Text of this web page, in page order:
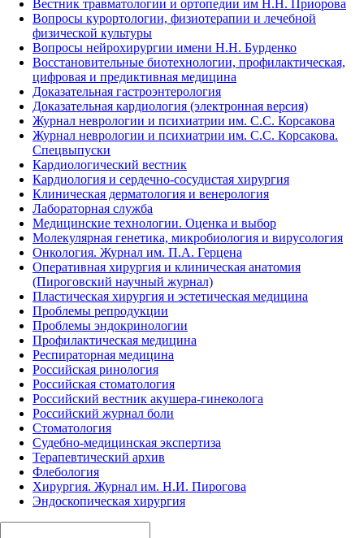
Вестник травматологии и ортопедии им Н.Н. Приорова
Вопросы курортологии, физиотерапии и лечебной
физической культуры
Вопросы нейрохирургии имени Н.Н. Бурденко
Восстановительные биотехнологии, профилактическая,
цифровая и предиктивная медицина
Доказательная гастроэнтерология
Доказательная кардиология (электронная версия)
Журнал неврологии и психиатрии им. С.С. Корсакова
Журнал неврологии и психиатрии им. С.С. Корсакова.
Спецвыпуски
Кардиологический вестник
Кардиология и сердечно-сосудистая хирургия
Клиническая дерматология и венерология
Лабораторная служба
Медицинские технологии. Оценка и выбор
Молекулярная генетика, микробиология и вирусология
Онкология. Журнал им. П.А. Герцена
Оперативная хирургия и клиническая анатомия
(Пироговский научный журнал)
Пластическая хирургия и эстетическая медицина
Проблемы репродукции
Проблемы эндокринологии
Профилактическая медицина
Респираторная медицина
Российская ринология
Российская стоматология
Российский вестник акушера-гинеколога
Российский журнал боли
Стоматология
Судебно-медицинская экспертиза
Терапевтический архив
Флебология
Хирургия. Журнал им. Н.И. Пирогова
Эндоскопическая хирургия